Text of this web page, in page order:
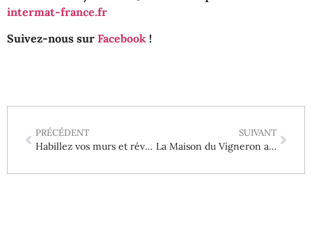
intermat-france.fr
Suivez-nous sur Facebook !
PRÉCÉDENT
Habillez vos murs et révélez votre intérieur avec LCD !
SUIVANT
La Maison du Vigneron au cœur des Portes Ouvertes de Sauternes